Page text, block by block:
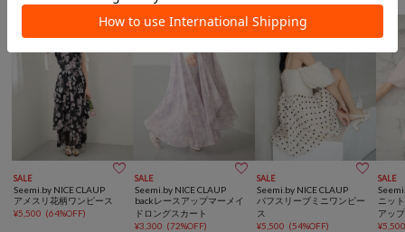
SALE 
Seemi.by NICE CLAUP
アメスリ花柄ワンピース
¥5,500 (64%OFF)
SALE 
Seemi.by NICE CLAUP
backレースアップマーメイ
ドロングスカート
¥3,300 (72%OFF)
SALE 
Seemi.by NICE CLAUP
パフスリーブミニワンピー
ス
¥5,500 (54%OFF)
SALE
ニッ
アップ
¥